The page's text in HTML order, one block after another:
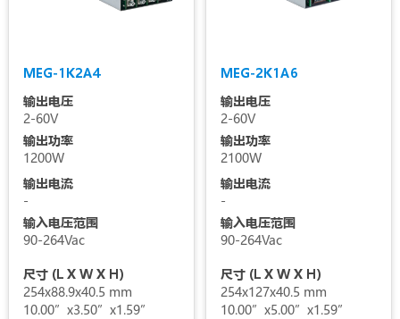
输
入
电
压
范
证
MEG-1K2A4
输出电压
2-60V
输出功率
1200W
输出电流
-
输入电压范围
90-264Vac
尺寸 (L X W X H)
254x88.9x40.5 mm
10.00”x3.50”x1.59”
MEG-2K1A6
输出电压
2-60V
输出功率
2100W
输出电流
-
输入电压范围
90-264Vac
尺寸 (L X W X H)
254x127x40.5 mm
10.00”x5.00”x1.59”